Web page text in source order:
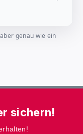
genau wie ein
sichern!